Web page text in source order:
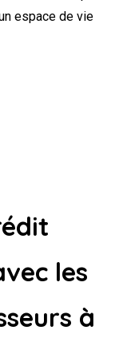
espace de vie
les
à